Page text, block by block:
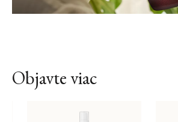
Objavte viac